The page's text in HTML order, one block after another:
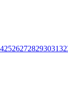
2526272829303132